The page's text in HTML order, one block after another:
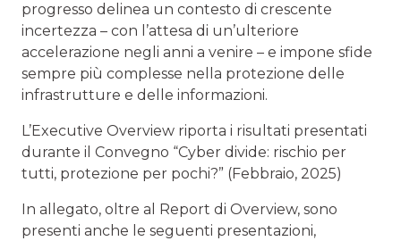
progresso delinea un contesto di crescente
incertezza – con l’attesa di un’ulteriore
accelerazione negli anni a venire – e impone sfide
sempre più complesse nella protezione delle
infrastrutture e delle informazioni.
L’Executive Overview riporta i risultati presentati
durante il Convegno “Cyber divide: rischio per
tutti, protezione per pochi?” (Febbraio, 2025)
In allegato, oltre al Report di Overview, sono
presenti anche le seguenti presentazioni,